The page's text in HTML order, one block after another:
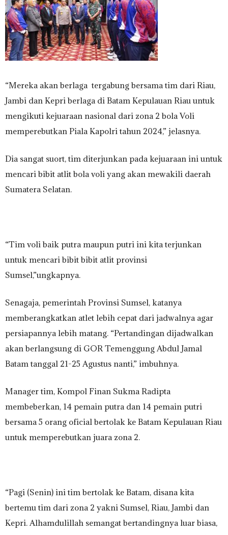
“Mereka akan berlaga tergabung bersama tim dari Riau,
Jambi dan Kepri berlaga di Batam Kepulauan Riau untuk
mengikuti kejuaraan nasional dari zona 2 bola Voli
memperebutkan Piala Kapolri tahun 2024,” jelasnya.
Dia sangat suort, tim diterjunkan pada kejuaraan ini untuk
mencari bibit atlit bola voli yang akan mewakili daerah
Sumatera Selatan.
“Tim voli baik putra maupun putri ini kita terjunkan
untuk mencari bibit bibit atlit provinsi
Sumsel,”ungkapnya.
Senagaja, pemerintah Provinsi Sumsel, katanya
memberangkatkan atlet lebih cepat dari jadwalnya agar
persiapannya lebih matang. “Pertandingan dijadwalkan
akan berlangsung di GOR Temenggung Abdul Jamal
Batam tanggal 21-25 Agustus nanti,” imbuhnya.
Manager tim, Kompol Finan Sukma Radipta
membeberkan, 14 pemain putra dan 14 pemain putri
bersama 5 orang oficial bertolak ke Batam Kepulauan Riau
untuk memperebutkan juara zona 2.
“Pagi (Senin) ini tim bertolak ke Batam, disana kita
bertemu tim dari zona 2 yakni Sumsel, Riau, Jambi dan
Kepri. Alhamdulillah semangat bertandingnya luar biasa,